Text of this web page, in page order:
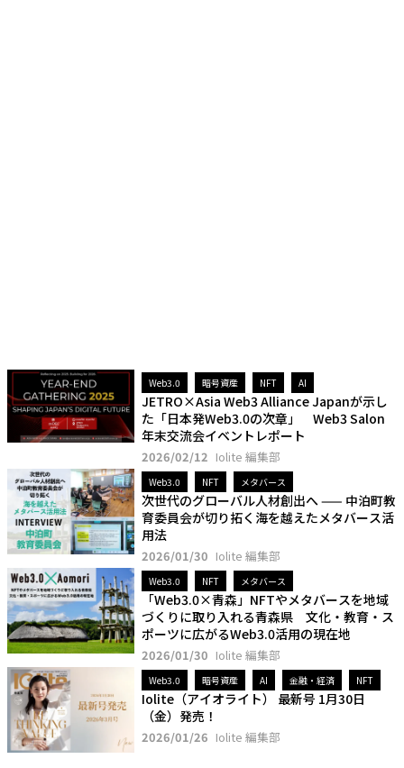
Web3.0 暗号資産 NFT AI
JETRO×Asia Web3 Alliance Japanが示し
た「日本発Web3.0の次章」 Web3 Salon
年末交流会イベントレポート
2026/02/12 Iolite 編集部
Web3.0 NFT メタバース
次世代のグローバル人材創出へ —— 中泊町教
育委員会が切り拓く海を越えたメタバース活
用法
2026/01/30 Iolite 編集部
Web3.0 NFT メタバース
「Web3.0×青森」NFTやメタバースを地域
づくりに取り入れる青森県 文化・教育・ス
ポーツに広がるWeb3.0活用の現在地
2026/01/30 Iolite 編集部
Web3.0 暗号資産 AI 金融・経済 NFT
Iolite（アイオライト） 最新号 1月30日
（金）発売！
2026/01/26 Iolite 編集部